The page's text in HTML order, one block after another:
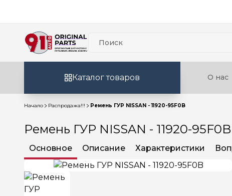
Каталог товаров О нас
Начало Распродажа!!! Ремень ГУР NISSAN - 11920-95F0B
Ремень ГУР NISSAN - 11920-95F0B
Основное Описание Характеристики